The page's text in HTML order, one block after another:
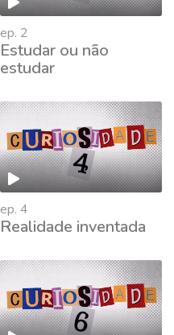
ep. 2
Estudar ou não
estudar
ep. 4
Realidade inventada